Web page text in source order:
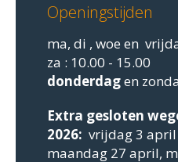
Openingstijden
ma, di , woe en
za : 10.00 - 15.00
donderdagen
Extra gesloten
2026: vrijdag 3
maandag 27 april,